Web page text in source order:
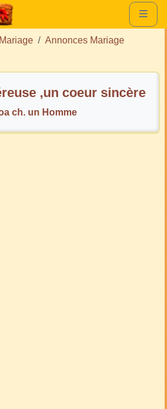
Mariage
Annonces Mariage
,un coeur sincère
ch. un Homme